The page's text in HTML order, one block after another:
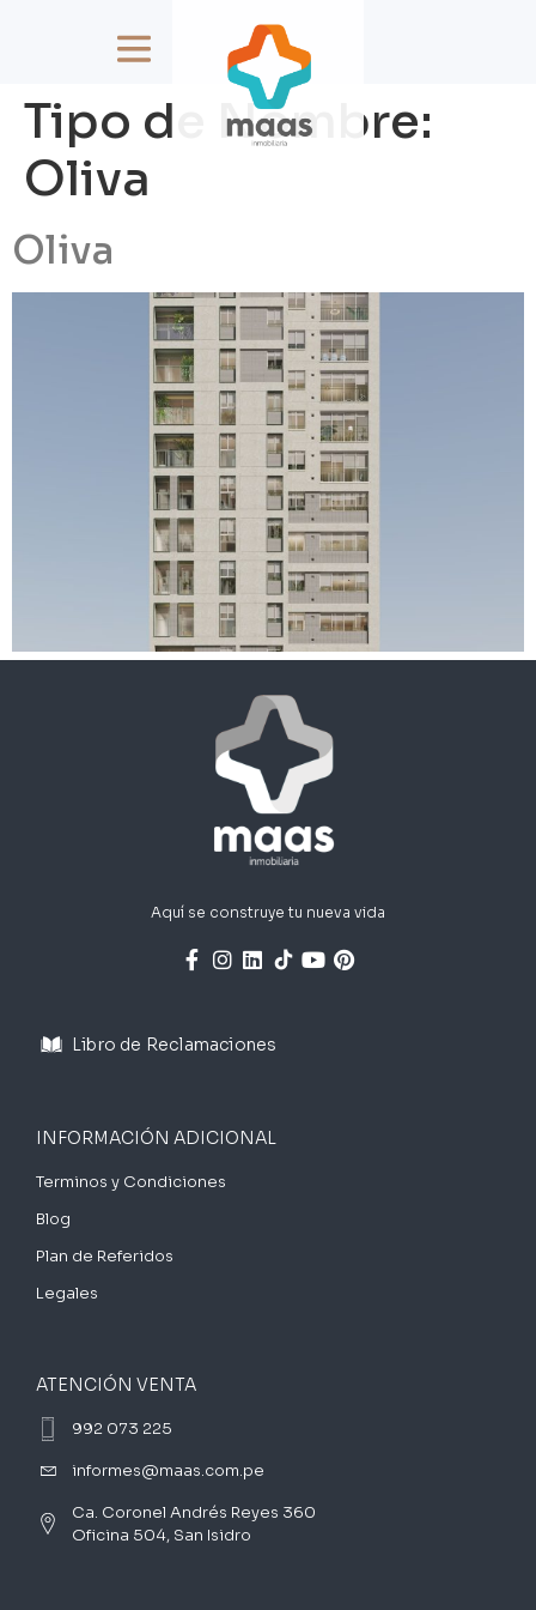
Tipo de Nombre:
Oliva
Oliva
Aquí se construye tu nueva vida
Libro de Reclamaciones
INFORMACIÓN ADICIONAL
Terminos y Condiciones
Blog
Plan de Referidos
Legales
ATENCIÓN VENTA
992 073 225
informes@maas.com.pe
Ca. Coronel Andrés Reyes 360
Oficina 504, San Isidro